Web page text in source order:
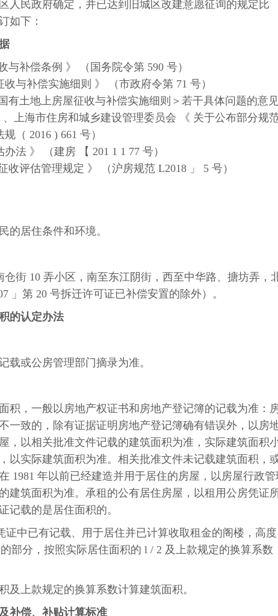
人民政府确定，并已达到旧城区改建意愿征询的规定比
如下：
与补偿条例 》 （国务院令第 590 号）
与补偿实施细则 》 （市政府令第 71 号）
有土地上房屋征收与补偿实施细则＞若干具体问题的意
上海市住房和城乡建设管理委员会 《 关于公布部分规
（ 2016 ) 661 号）
法 》 （建房 【 201 1 1 77 号）
收评估管理规定 》 （沪房规范 L2018 」 5 号）
的居住条件和环境。
仓街 10 弄小区，南至东江阴街，西至中华路、搪坊弄，
」第 20 号拆迁许可证已补偿安置的除外）。
的认定办法
载或公房管理部门摘录为准。
积，一般以房地产权证书和房地产登记簿的记载为准：
一致的，除有证据证明房地产登记簿确有错误外，以房
，以相关批准文件记载的建筑面积为准，实际建筑面积
以实际建筑面积为准。相关批准文件未记载建筑面积，
1981 年以前已经建造并用于居住的房屋，以房屋行政管
建筑面积为准。承租的公有居住房屋，以租用公房凭证
记载的是居住面积的。
证中已有记载、用于居住并已计算收取租金的阁楼，高度
部分，按照实际居住面积的 l / 2 及上款规定的换算系数
及上款规定的换算系数计算建筑面积。
补偿、补贴计算标准